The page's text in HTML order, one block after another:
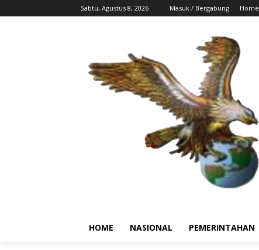
Sabtu, Agustus 8, 2026 Masuk / Bergabung Home
HOME NASIONAL PEMERINTAHAN